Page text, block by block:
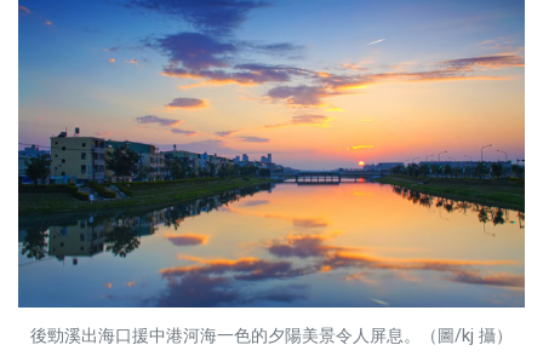
後勁溪出海口援中港河海一色的夕陽美景令人屏息。（圖/kj 攝）